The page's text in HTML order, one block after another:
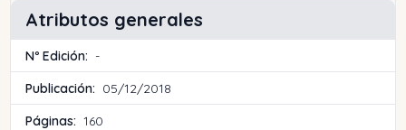
Atributos generales
Nº Edición: -
Publicación: 05/12/2018
Páginas: 160